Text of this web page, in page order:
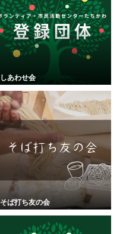
しあわせ会
そば打ち友の会